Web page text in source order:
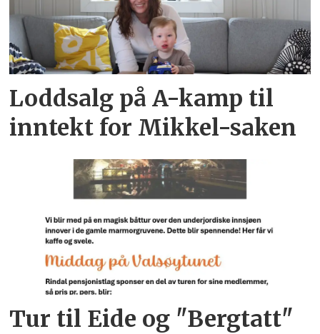
Loddsalg på A-kamp til
inntekt for Mikkel-saken
Tur til Eide og "Bergtatt"